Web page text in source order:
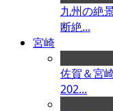
九州の絶
断絶...
宮崎
佐賀＆宮
202...